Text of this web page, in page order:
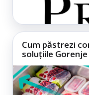
Cum păstrezi
soluțiile